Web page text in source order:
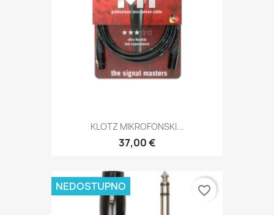
KLOTZ MIKROFONSKI...
37,00 €
NEDOSTUPNO favorite_border